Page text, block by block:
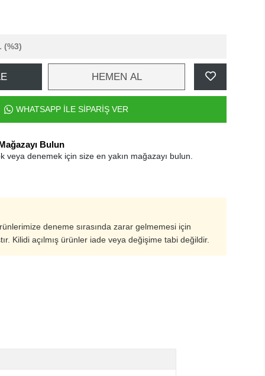
(%3)
HEMEN AL
WHATSAPP İLE SİPARİŞ VER
Bulun
veya denemek için size en yakın mağazayı bulun.
deneme sırasında zarar gelmemesi için
Kilidi açılmış ürünler iade veya değişime tabi değildir.